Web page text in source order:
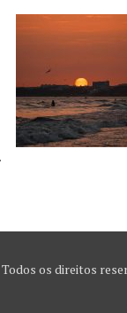
os direitos